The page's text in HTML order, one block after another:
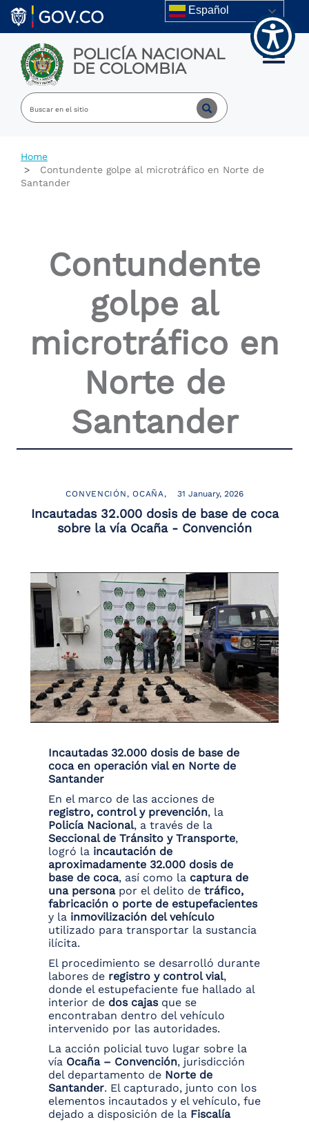
Welcome
All
Accessibility
screen
reader.
Accessibility
Skip to main content Español
POLICÍA NACIONAL
DE COLOMBIA Toggle
Home
Contundente golpe al microtráfico en Norte de
Santander
Contundente
golpe al
microtráfico en
Norte de
Santander
CONVENCIÓN OCAÑA 31 January, 2026
Incautadas 32.000 dosis de base de coca
sobre la vía Ocaña - Convención
Incautadas 32.000 dosis de base de
coca en operación vial en Norte de
Santander
En el marco de las acciones de
registro, control y prevención, la
Policía Nacional, a través de la
Seccional de Tránsito y Transporte,
logró la incautación de
aproximadamente 32.000 dosis de
base de coca, así como la captura de
una personapor el delito de tráfico,
fabricación o porte de estupefacientes
y la inmovilización del vehículo
utilizado para transportar la sustancia
ilícita.
El procedimiento se desarrolló durante
labores de registro y control vial,
donde el estupefaciente fue hallado al
interior de dos cajasque se
encontraban dentro del vehículo
intervenido por las autoridades.
La acción policial tuvo lugar sobre la
vía Ocaña – Convención, jurisdicción
del departamento de Norte de
Santander. El capturado, junto con los
elementos incautados y el vehículo, fue
dejado a disposición de la Fiscalía